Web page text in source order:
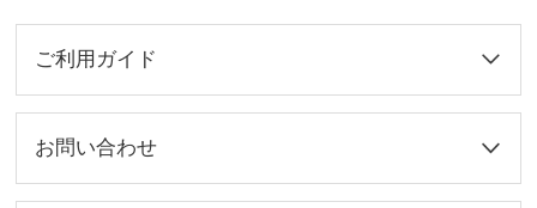
ご利用ガイド
お問い合わせ